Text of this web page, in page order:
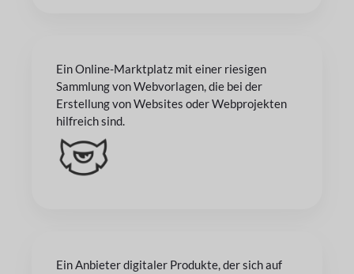
Ein Online-Marktplatz mit einer riesigen
Sammlung von Webvorlagen, die bei der
Erstellung von Websites oder Webprojekten
hilfreich sind.
Ein Anbieter digitaler Produkte, der sich auf